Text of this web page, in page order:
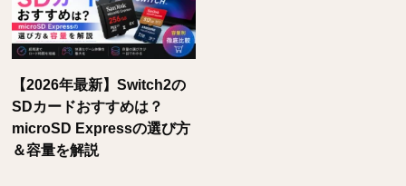
【2026年最新】Switch2の
SDカードおすすめは？
microSD Expressの選び方
＆容量を解説